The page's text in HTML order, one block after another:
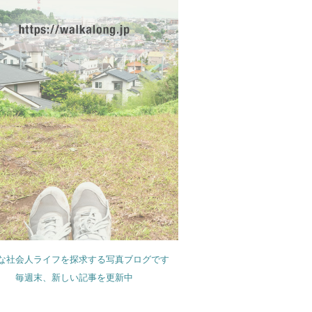
社会人ライフを探求する写真ブログです
毎週末、新しい記事を更新中